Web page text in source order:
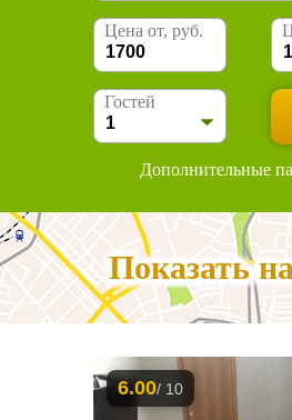
Цена от, руб.
Гостей
Дополнительные
Показать
6.00/ 10